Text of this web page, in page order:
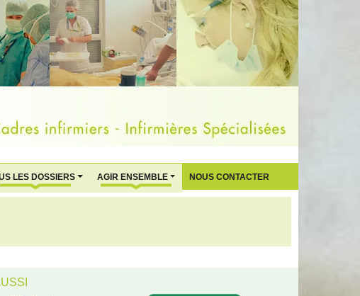
LES DOSSIERS AGIR ENSEMBLE NOUS CONTACTER